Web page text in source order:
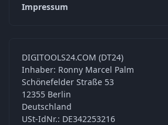
Impressum
DIGITOOLS24.COM (DT24)
Inhaber: Ronny Marcel Palm
Schönefelder Straße 53
12355 Berlin
Deutschland
USt-IdNr.: DE342253216